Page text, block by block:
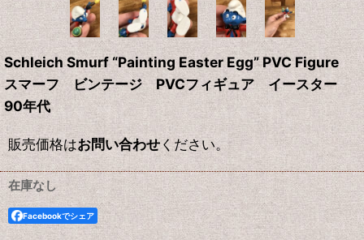
Schleich Smurf “Painting Easter Egg” PVC Figure
スマーフ ビンテージ PVCフィギュア イースター
90年代
販売価格はお問い合わせください。
在庫なし
Facebookでシェア